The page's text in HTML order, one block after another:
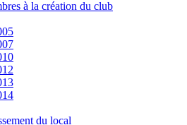
à la création du club
du local